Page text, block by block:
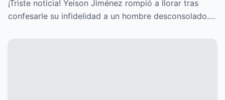
CONFESIÓN QUE HA CONMOVIDO A
¡Triste noticia! Yeison Jiménez rompió a llorar tras
confesarle su infidelidad a un hombre desconsolado.…